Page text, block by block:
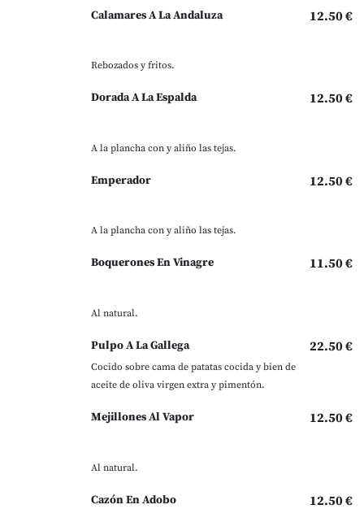
Calamares A La Andaluza
Rebozados y fritos.
12.50 €
Dorada A La Espalda
A la plancha con y aliño las tejas.
12.50 €
Emperador
A la plancha con y aliño las tejas.
12.50 €
Boquerones En Vinagre
Al natural.
11.50 €
Pulpo A La Gallega
Cocido sobre cama de patatas cocida y bien de
aceite de oliva virgen extra y pimentón.
22.50 €
Mejillones Al Vapor
Al natural.
12.50 €
Cazón En Adobo 12.50 €